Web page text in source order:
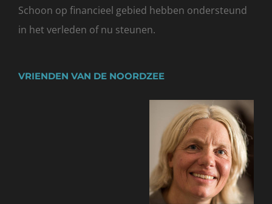
Schoon op financieel gebied hebben ondersteund
in het verleden of nu steunen.
VRIENDEN VAN DE NOORDZEE